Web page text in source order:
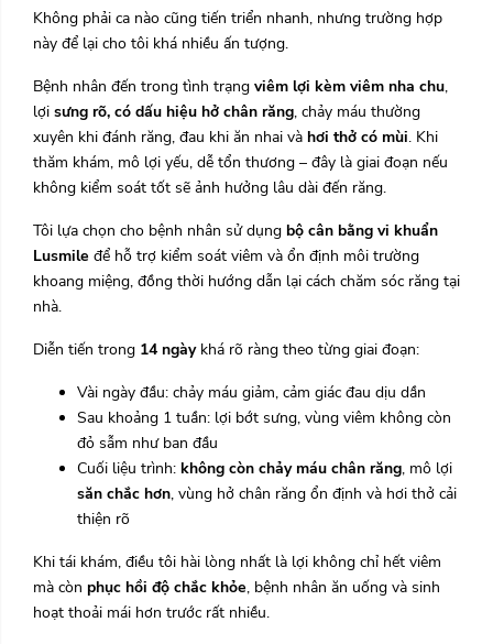
Không phải ca nào cũng tiến triển nhanh, nhưng trường hợp
này để lại cho tôi khá nhiều ấn tượng.
Bệnh nhân đến trong tình trạng viêm lợi kèm viêm nha chu,
lợi sưng rõ, có dấu hiệu hở chân răng, chảy máu thường
xuyên khi đánh răng, đau khi ăn nhai và hơi thở có mùi. Khi
thăm khám, mô lợi yếu, dễ tổn thương – đây là giai đoạn nếu
không kiểm soát tốt sẽ ảnh hưởng lâu dài đến răng.
Tôi lựa chọn cho bệnh nhân sử dụng bộ cân bằng vi khuẩn
Lusmile để hỗ trợ kiểm soát viêm và ổn định môi trường
khoang miệng, đồng thời hướng dẫn lại cách chăm sóc răng tại
nhà.
Diễn tiến trong 14 ngàykhá rõ ràng theo từng giai đoạn:
Vài ngày đầu: chảy máu giảm, cảm giác đau dịu dần
Sau khoảng 1 tuần: lợi bớt sưng, vùng viêm không còn
đỏ sẫm như ban đầu
Cuối liệu trình: không còn chảy máu chân răng, mô lợi
săn chắc hơn, vùng hở chân răng ổn định và hơi thở cải
thiện rõ
Khi tái khám, điều tôi hài lòng nhất là lợi không chỉ hết viêm
mà còn phục hồi độ chắc khỏe, bệnh nhân ăn uống và sinh
hoạt thoải mái hơn trước rất nhiều.